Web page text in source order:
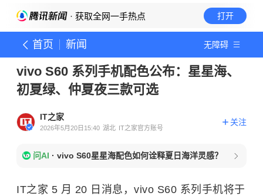
· 获取全网一手热点 打开
首页 新闻 无障碍
vivo S60 系列手机配色公布：星星海、
初夏绿、仲夏夜三款可选
IT之家
2026年5月20日15:40 湖北 IT之家官方账号
关注
问AI · vivo S60星星海配色如何诠释夏日海洋灵感？
IT之家 5 月 20 日消息，vivo S60 系列手机将于